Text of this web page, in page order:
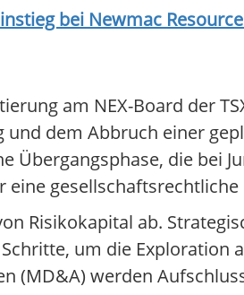
bei Newmac
am NEX-Board der
und dem Abbruch einer
Übergangsphase, die bei
Risikokapital ab.
um die Exploration
(MD&A) werden